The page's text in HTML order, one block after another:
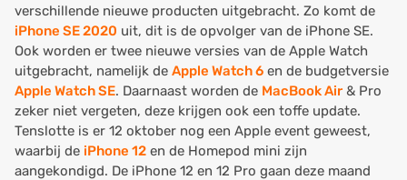
verschillende nieuwe producten uitgebracht. Zo komt de
iPhone SE 2020 uit, dit is de opvolger van de iPhone SE.
Ook worden er twee nieuwe versies van de Apple Watch
uitgebracht, namelijk de Apple Watch 6 en de budgetversie
Apple Watch SE. Daarnaast worden de MacBook Air & Pro
zeker niet vergeten, deze krijgen ook een toffe update.
Tenslotte is er 12 oktober nog een Apple event geweest,
waarbij de iPhone 12 en de Homepod mini zijn
aangekondigd. De iPhone 12 en 12 Pro gaan deze maand